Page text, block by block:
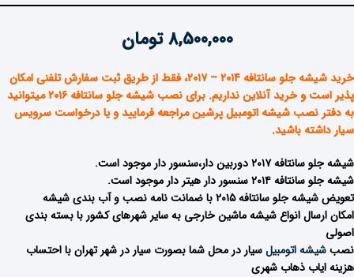
8,500,000 تومان
خرید شیشه جلو سانتافه ۲۰۱۴ – ۲۰۱۷
، فقط از طریق ثبت سفارش تلفنی امکان
پذیر است و خرید آنلاین نداریم. برای نصب شیشه جلو سانتافه ۲۰۱۶ میتوانید
به دفتر نصب شیشه اتومبیل پرشین مراجعه فرمایید و یا درخواست سرویس
سیار داشته باشید.
شیشه جلو سانتافه ۲۰۱۷ دوربین دار،سنسور دار موجود است.
شیشه جلو سانتافه ۲۰۱۴ سنسور دار هیتر دار موجود است.
تعویض شیشه جلو سانتافه ۲۰۱۵ با ضمانت نامه نصب و آب بندی شیشه
امکان ارسال انواع شیشه ماشین خارجی به سایر شهرهای کشور با بسته بندی
اصولی
نصبشیشه اتومبیلسیار در محل شما بصورت سیار در شهر تهران با احتساب
هزینه ایاب ذهاب شهری